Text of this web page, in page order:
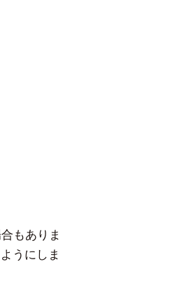
もありま
うにしま